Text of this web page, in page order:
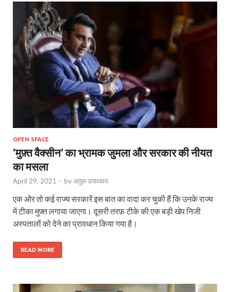
OPEN SPACE
‘मुफ़्त वैक्सीन’ का भ्रामक जुमला और सरकार की नीयत
का मसला
April 29, 2021 - byअतुल उपाध्याय
एक ओर तो कई राज्य सरकारें इस बात का वादा कर चुकी हैं कि उनके राज्य
में टीका मुफ़्त लगाया जाएगा। दूसरी तरफ़ टीके की एक बड़ी खेप निजी
अस्पतालों को देने का प्रावधान किया गया है।
READ MORE